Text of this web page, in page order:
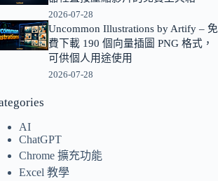
2026-07-28
Uncommon Illustrations by Artify – 免
費下載 190 個向量插圖 PNG 格式，
可供個人用途使用
2026-07-28
AI
ChatGPT
Chrome 擴充功能
Excel 教學